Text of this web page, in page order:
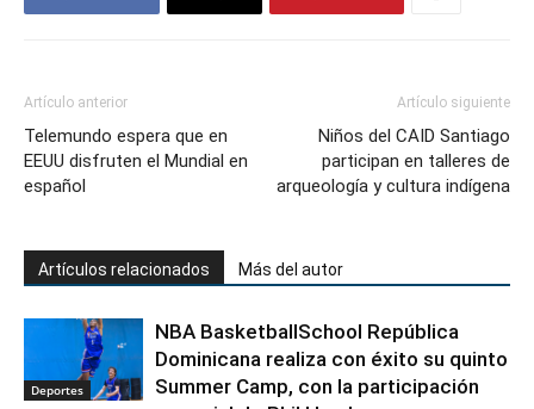
Artículo anterior
Telemundo espera que en
EEUU disfruten el Mundial en
español
Artículo siguiente
Niños del CAID Santiago
participan en talleres de
arqueología y cultura indígena
Artículos relacionados Más del autor
Deportes
NBA BasketballSchool República
Dominicana realiza con éxito su quinto
Summer Camp, con la participación